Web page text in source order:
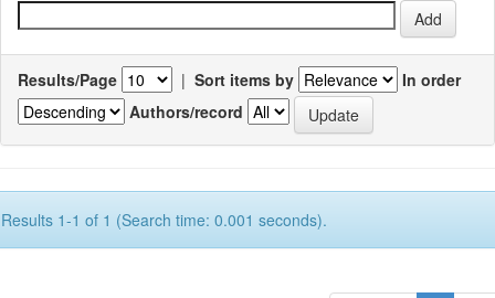
Results/Page | Sort items by
In order
Authors/record
Results 1-1 of 1 (Search time: 0.001 seconds).